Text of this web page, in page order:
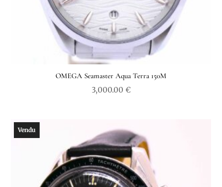
OMEGA Seamaster Aqua Terra 150M
3,000.00 €
Vendu